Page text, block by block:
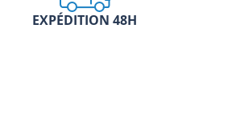
EXPÉDITION 48H